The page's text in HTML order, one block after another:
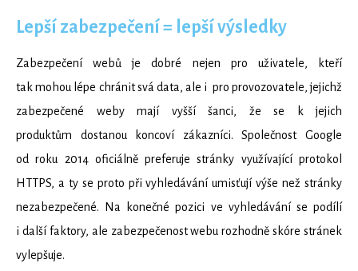
Lepší zabezpečení = lepší výsledky
Zabezpečení webů je dobré nejen pro uživatele, kteří
tak mohou lépe chránit svá data, ale i pro provozovatele, jejichž
zabezpečené weby mají vyšší šanci, že se k jejich
produktům dostanou koncoví zákazníci. Společnost Google
od roku 2014 oficiálně preferuje stránky využívající protokol
HTTPS, a ty se proto při vyhledávání umisťují výše než stránky
nezabezpečené. Na konečné pozici ve vyhledávání se podílí
i další faktory, ale zabezpečenost webu rozhodně skóre stránek
vylepšuje.